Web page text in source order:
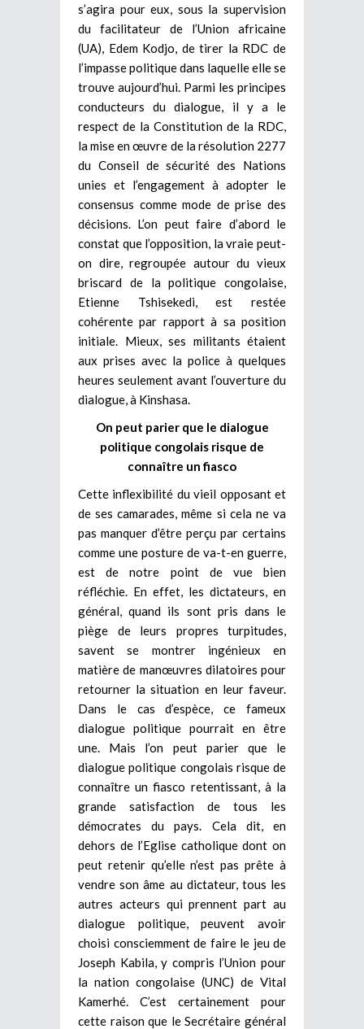
s’agira pour eux, sous la supervision
du facilitateur de l’Union africaine
(UA), Edem Kodjo, de tirer la RDC de
l’impasse politique dans laquelle elle se
trouve aujourd’hui. Parmi les principes
conducteurs du dialogue, il y a le
respect de la Constitution de la RDC,
la mise en œuvre de la résolution 2277
du Conseil de sécurité des Nations
unies et l’engagement à adopter le
consensus comme mode de prise des
décisions. L’on peut faire d’abord le
constat que l’opposition, la vraie peut-
on dire, regroupée autour du vieux
briscard de la politique congolaise,
Etienne Tshisekedi, est restée
cohérente par rapport à sa position
initiale. Mieux, ses militants étaient
aux prises avec la police à quelques
heures seulement avant l’ouverture du
dialogue, à Kinshasa.
On peut parier que le dialogue
politique congolais risque de
connaître un fiasco
Cette inflexibilité du vieil opposant et
de ses camarades, même si cela ne va
pas manquer d’être perçu par certains
comme une posture de va-t-en guerre,
est de notre point de vue bien
réfléchie. En effet, les dictateurs, en
général, quand ils sont pris dans le
piège de leurs propres turpitudes,
savent se montrer ingénieux en
matière de manœuvres dilatoires pour
retourner la situation en leur faveur.
Dans le cas d’espèce, ce fameux
dialogue politique pourrait en être
une. Mais l’on peut parier que le
dialogue politique congolais risque de
connaître un fiasco retentissant, à la
grande satisfaction de tous les
démocrates du pays. Cela dit, en
dehors de l’Eglise catholique dont on
peut retenir qu’elle n’est pas prête à
vendre son âme au dictateur, tous les
autres acteurs qui prennent part au
dialogue politique, peuvent avoir
choisi consciemment de faire le jeu de
Joseph Kabila, y compris l’Union pour
la nation congolaise (UNC) de Vital
Kamerhé. C’est certainement pour
cette raison que le Secrétaire général